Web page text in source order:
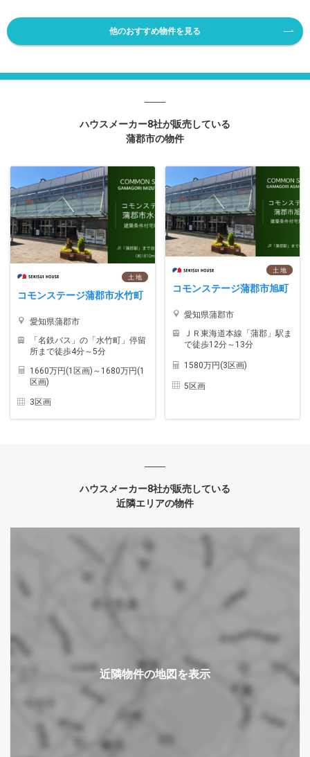
他のおすすめ物件を見る
ハウスメーカー8社が販売している
蒲郡市の物件
土 地
コモンステージ蒲郡市水竹町
愛知県蒲郡市
「名鉄バス」の「水竹町」停留
所まで徒歩4分～5分
1660万円(1区画)～1680万円(1
区画)
3区画
土 地
コモンステージ蒲郡市旭町
愛知県蒲郡市
ＪＲ東海道本線「蒲郡」駅ま
で徒歩12分～13分
1580万円(3区画)
5区画
ハウスメーカー8社が販売している
近隣エリアの物件